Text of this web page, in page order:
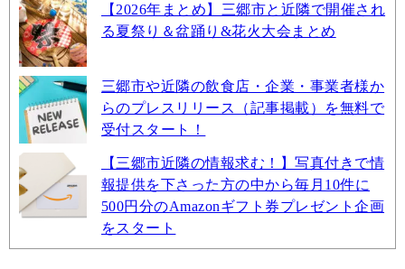
【2026年まとめ】三郷市と近隣で開催され
る夏祭り＆盆踊り&花火大会まとめ
三郷市や近隣の飲食店・企業・事業者様か
らのプレスリリース（記事掲載）を無料で
受付スタート！
【三郷市近隣の情報求む！】写真付きで情
報提供を下さった方の中から毎月10件に
500円分のAmazonギフト券プレゼント企画
をスタート